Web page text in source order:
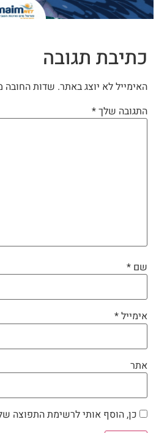
כתיבת תגובה
האימייל לא יוצג באתר. שדות החובה
התגובה שלך*
שם *
אימייל*
אתר
כן, הוסף אותי לרשימת התפוצה